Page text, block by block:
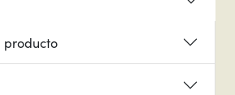
producto